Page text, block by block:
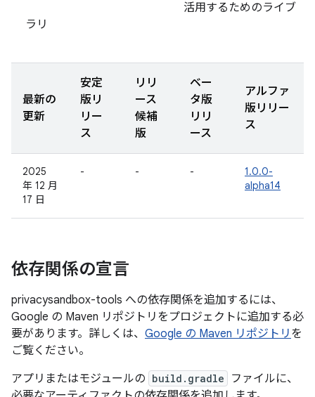
活用するためのライブ
ラリ
最新の
更新
安定
版リ
リー
ス
リリ
ース
候補
版
ベー
タ版
リリ
ース
アルファ
版リリー
ス
2025
年 12 月
17 日
- - -
1.0.0-
alpha14
依存関係の宣言
privacysandbox-tools への依存関係を追加するには、
Google の Maven リポジトリをプロジェクトに追加する必
要があります。詳しくは、 Google の Maven リポジトリ を
ご覧ください。
アプリまたはモジュールの build.gradle
ファイルに、